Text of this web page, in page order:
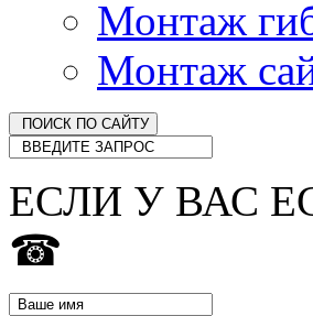
Монтаж
Монтаж
ЕСЛИ У ВАС
☎